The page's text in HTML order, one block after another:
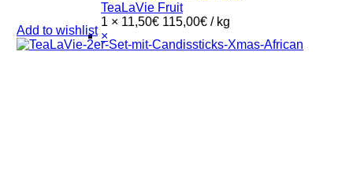
TeaLaVie Fruit
1 × 11,50€ 115,00€ / kg
×
Add to wishlist